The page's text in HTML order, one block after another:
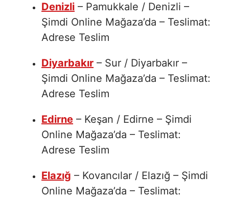
Denizli – Pamukkale / Denizli –
Şimdi Online Mağaza’da – Teslimat:
Adrese Teslim
Diyarbakır – Sur / Diyarbakır –
Şimdi Online Mağaza’da – Teslimat:
Adrese Teslim
Edirne – Keşan / Edirne – Şimdi
Online Mağaza’da – Teslimat:
Adrese Teslim
Elazığ – Kovancılar / Elazığ – Şimdi
Online Mağaza’da – Teslimat: